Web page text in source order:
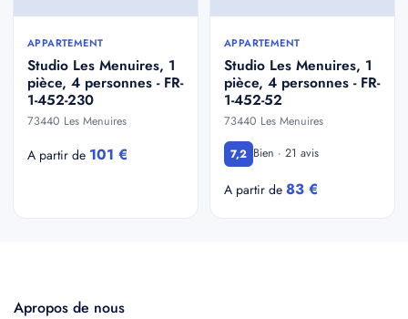
APPARTEMENT
Studio Les Menuires, 1
pièce, 4 personnes - FR-
1-452-230
73440 Les Menuires
A partir de 101 €
APPARTEMENT
Studio Les Menuires, 1
pièce, 4 personnes - FR-
1-452-52
73440 Les Menuires
7,2 Bien · 21 avis
A partir de 83 €
Apropos de nous